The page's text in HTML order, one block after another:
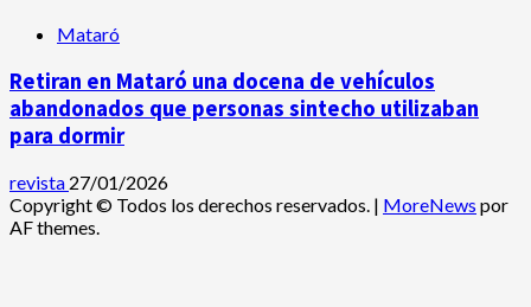
Mataró
Retiran en Mataró una docena de vehículos
abandonados que personas sintecho utilizaban
para dormir
revista 27/01/2026
Copyright © Todos los derechos reservados. | MoreNews por
AF themes.